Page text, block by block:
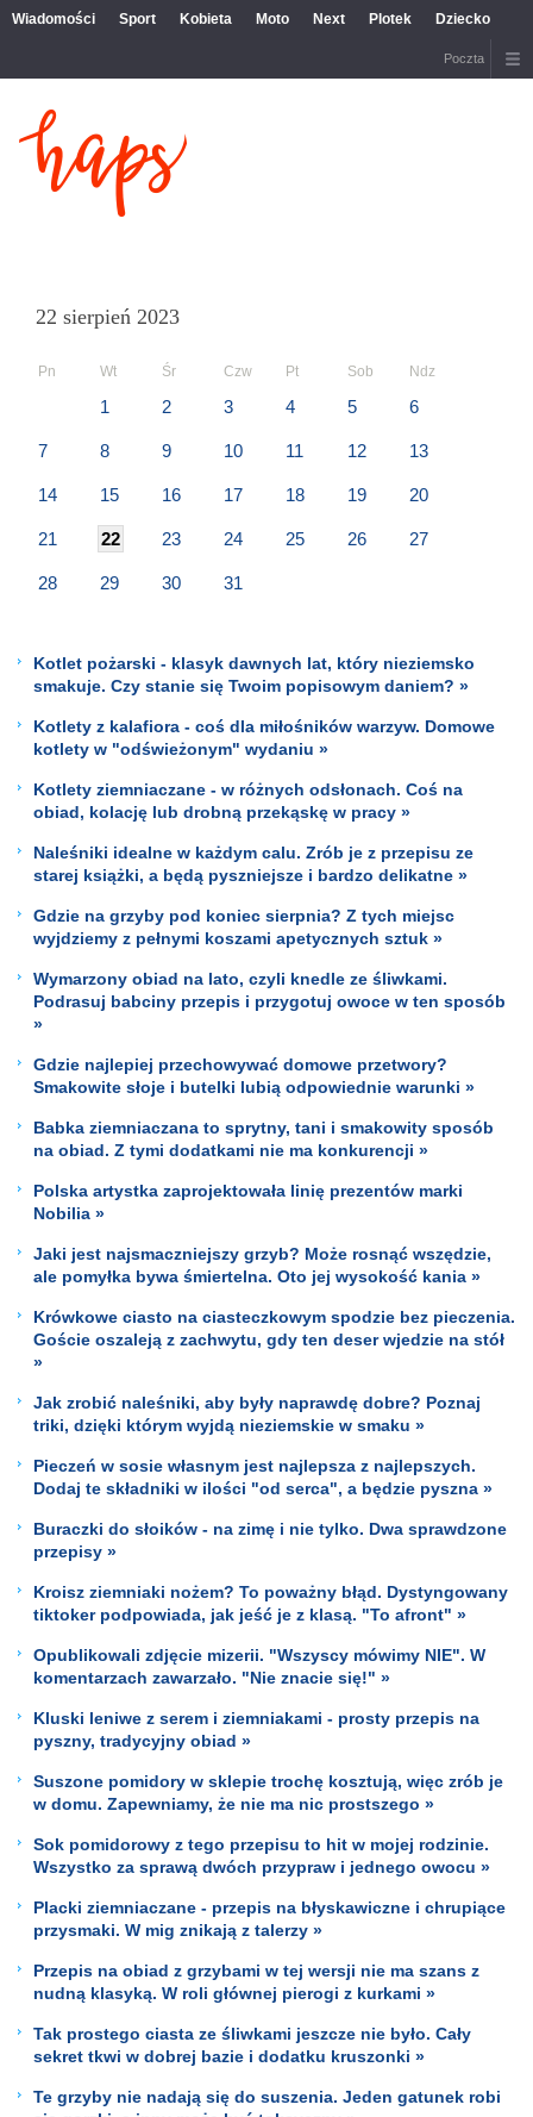
Wiadomości Sport Kobieta Moto Next Plotek Dziecko
Poczta
22 sierpień 2023
Pn Wt Śr Czw Pt Sob Ndz
1 2 3 4 5 6
7 8 9 10 11 12 13
14 15 16 17 18 19 20
21 22 23 24 25 26 27
28 29 30 31
Kotlet pożarski - klasyk dawnych lat, który nieziemsko
smakuje. Czy stanie się Twoim popisowym daniem? »
Kotlety z kalafiora - coś dla miłośników warzyw. Domowe
kotlety w "odświeżonym" wydaniu »
Kotlety ziemniaczane - w różnych odsłonach. Coś na
obiad, kolację lub drobną przekąskę w pracy »
Naleśniki idealne w każdym calu. Zrób je z przepisu ze
starej książki, a będą pyszniejsze i bardzo delikatne »
Gdzie na grzyby pod koniec sierpnia? Z tych miejsc
wyjdziemy z pełnymi koszami apetycznych sztuk »
Wymarzony obiad na lato, czyli knedle ze śliwkami.
Podrasuj babciny przepis i przygotuj owoce w ten sposób
»
Gdzie najlepiej przechowywać domowe przetwory?
Smakowite słoje i butelki lubią odpowiednie warunki »
Babka ziemniaczana to sprytny, tani i smakowity sposób
na obiad. Z tymi dodatkami nie ma konkurencji »
Polska artystka zaprojektowała linię prezentów marki
Nobilia »
Jaki jest najsmaczniejszy grzyb? Może rosnąć wszędzie,
ale pomyłka bywa śmiertelna. Oto jej wysokość kania »
Krówkowe ciasto na ciasteczkowym spodzie bez pieczenia.
Goście oszaleją z zachwytu, gdy ten deser wjedzie na stół
»
Jak zrobić naleśniki, aby były naprawdę dobre? Poznaj
triki, dzięki którym wyjdą nieziemskie w smaku »
Pieczeń w sosie własnym jest najlepsza z najlepszych.
Dodaj te składniki w ilości "od serca", a będzie pyszna »
Buraczki do słoików - na zimę i nie tylko. Dwa sprawdzone
przepisy »
Kroisz ziemniaki nożem? To poważny błąd. Dystyngowany
tiktoker podpowiada, jak jeść je z klasą. "To afront" »
Opublikowali zdjęcie mizerii. "Wszyscy mówimy NIE". W
komentarzach zawarzało. "Nie znacie się!" »
Kluski leniwe z serem i ziemniakami - prosty przepis na
pyszny, tradycyjny obiad »
Suszone pomidory w sklepie trochę kosztują, więc zrób je
w domu. Zapewniamy, że nie ma nic prostszego »
Sok pomidorowy z tego przepisu to hit w mojej rodzinie.
Wszystko za sprawą dwóch przypraw i jednego owocu »
Placki ziemniaczane - przepis na błyskawiczne i chrupiące
przysmaki. W mig znikają z talerzy »
Przepis na obiad z grzybami w tej wersji nie ma szans z
nudną klasyką. W roli głównej pierogi z kurkami »
Tak prostego ciasta ze śliwkami jeszcze nie było. Cały
sekret tkwi w dobrej bazie i dodatku kruszonki »
Te grzyby nie nadają się do suszenia. Jeden gatunek robi